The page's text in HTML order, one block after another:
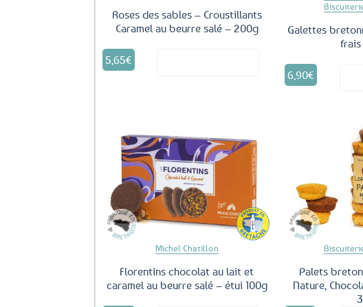
Roses des sables – Croustillants
Caramel au beurre salé – 200g
5,65€
Galettes
6,90€
Ajouter
aux
favoris
Michel Chatillon
Florentins chocolat au lait et
caramel au beurre salé – étui 100g
Palets
Nature,